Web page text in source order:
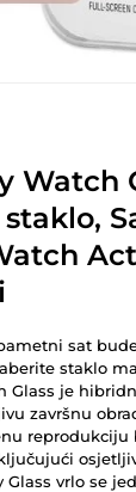
Watch
sat
staklo
Glass je
završnu
reprodukciju
Glass vrlo se